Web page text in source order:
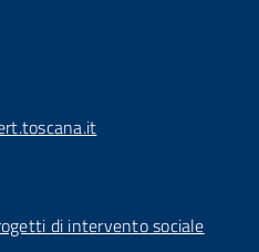
di intervento sociale